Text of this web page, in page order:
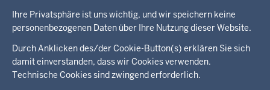
Ihre Privatsphäre ist uns wichtig, und wir speichern keine
personenbezogenen Daten über Ihre Nutzung dieser Website.
Durch Anklicken des/der Cookie-Button(s) erklären Sie sich
damit einverstanden, dass wir Cookies verwenden.
Technische Cookies sind zwingend erforderlich.
Inhalte
Im Überblick
Inhalt